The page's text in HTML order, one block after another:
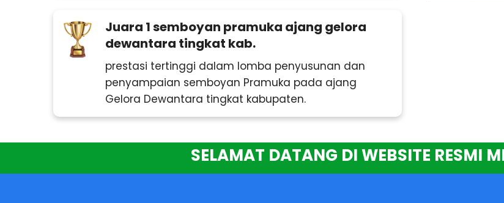
Juara 1 semboyan pramuka ajang gelora
dewantara tingkat kab.
prestasi tertinggi dalam lomba penyusunan dan
penyampaian semboyan Pramuka pada ajang
Gelora Dewantara tingkat kabupaten.
SELAMAT DATANG DI WEBSITE RESMI MI